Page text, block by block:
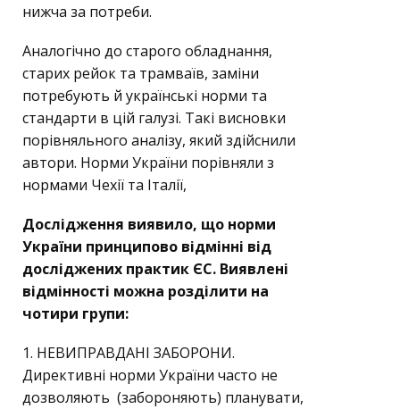
нижча за потреби.
Аналогічно до старого обладнання,
старих рейок та трамваїв, заміни
потребують й українські норми та
стандарти в цій галузі. Такі висновки
порівняльного аналізу, який здійснили
автори. Норми України порівняли з
нормами Чехії та Італії,
Дослідження виявило, що норми
України принципово відмінні від
досліджених практик ЄС. Виявлені
відмінності можна розділити на
чотири групи:
1. НЕВИПРАВДАНІ ЗАБОРОНИ.
Директивні норми України часто не
дозволяють (забороняють) планувати,